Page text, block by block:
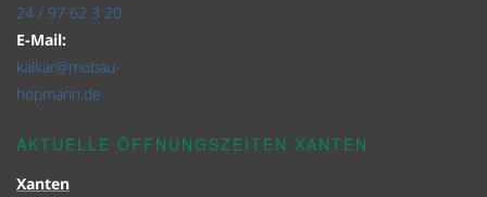
24 / 97 62 3 20
E-Mail:
kalkar@mobau-
hopmann.de
AKTUELLE ÖFFNUNGSZEITEN XANTEN
Xanten